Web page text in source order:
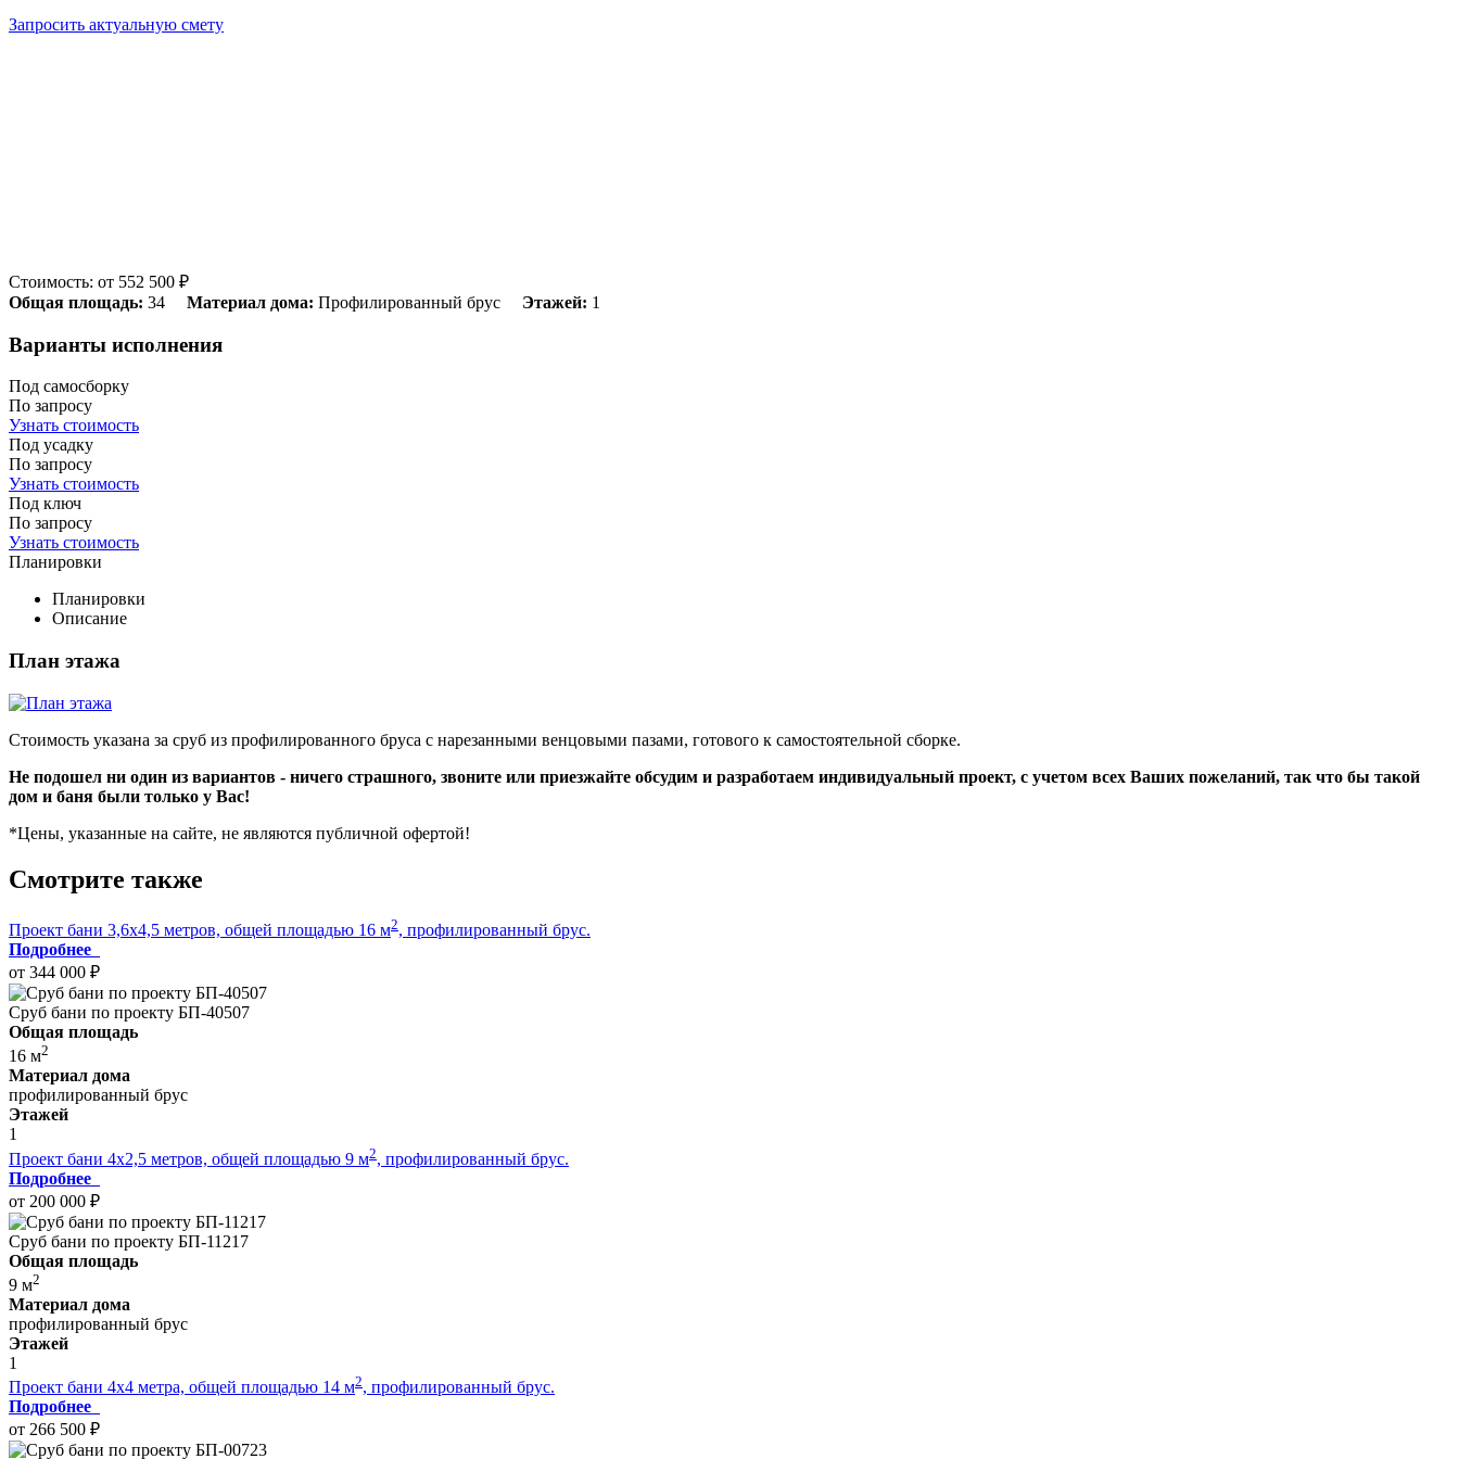
Запросить актуальную смету
Стоимость: от 552 500 ₽
Общая площадь: 34 Материал дома: Профилированный брус Этажей: 1
Варианты исполнения
Под самосборку
По запросу
Узнать стоимость
Под усадку
По запросу
Узнать стоимость
Под ключ
По запросу
Узнать стоимость
Планировки
Планировки
Описание
План этажа
Стоимость указана за сруб из профилированного бруса с нарезанными венцовыми пазами, готового к самостоятельной сборке.
Не подошел ни один из вариантов - ничего страшного, звоните или приезжайте обсудим и разработаем индивидуальный проект, с учетом всех Ваших пожеланий, так что бы такой
дом и баня были только у Вас!
*Цены, указанные на сайте, не являются публичной офертой!
Смотрите также
Проект бани 3,6x4,5 метров, общей площадью 16 м2, профилированный брус.
Подробнее
от 344 000 ₽
Сруб бани по проекту БП-40507
Общая площадь
16 м2
Материал дома
профилированный брус
Этажей
1
Проект бани 4x2,5 метров, общей площадью 9 м2, профилированный брус.
Подробнее
от 200 000 ₽
Сруб бани по проекту БП-11217
Общая площадь
9 м2
Материал дома
профилированный брус
Этажей
1
Проект бани 4x4 метра, общей площадью 14 м2, профилированный брус.
Подробнее
от 266 500 ₽